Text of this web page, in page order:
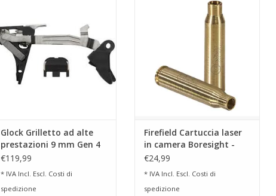
AGGIUNGI AL CARRELLO
Glock Grilletto ad alte
prestazioni 9 mm Gen 4
e 5
€119,99
* IVA Incl. Escl. Costi di
spedizione
e semplice del tuo cannocchiale
da puntamento
AGGIUNGI AL CARRELLO
Firefield Cartuccia laser
in camera Boresight -
laser rosso
€24,99
* IVA Incl. Escl. Costi di
spedizione